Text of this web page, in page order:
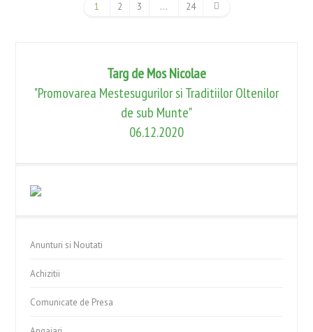
1 2 3 … 24
Targ de Mos Nicolae
"Promovarea Mestesugurilor si Traditiilor Oltenilor
de sub Munte"
06.12.2020
Anunturi si Noutati
Achizitii
Comunicate de Presa